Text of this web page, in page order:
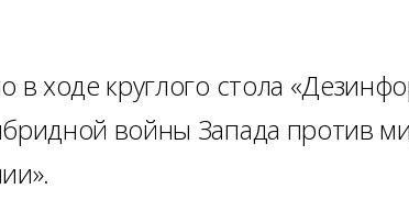
в ходе круглого стола
войны Запада против